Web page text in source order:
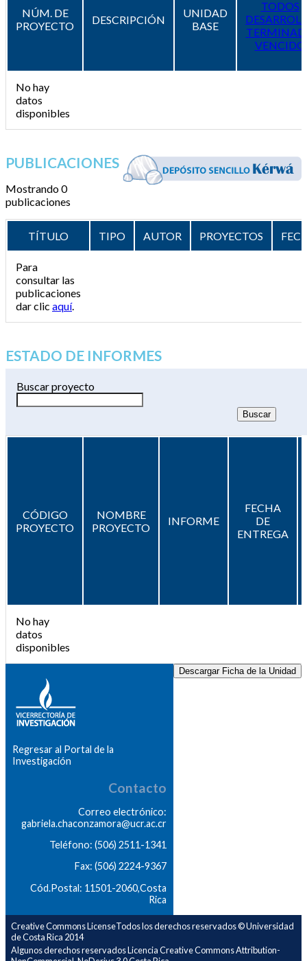
NÚM. DE
PROYECTO
DESCRIPCIÓN
UNIDAD
BASE
TODOS
VENCIDO
No hay
datos
disponibles
PUBLICACIONES
Mostrando 0
publicaciones
TÍTULO TIPO AUTOR PROYECTOS
Para
consultar las
publicaciones
dar clic aquí.
ESTADO DE INFORMES
Buscar proyecto
CÓDIGO
PROYECTO
NOMBRE
PROYECTO
INFORME
FECHA
DE
ENTREGA
No hay
datos
disponibles
Descargar Ficha de la Unidad
Regresar al Portal de la
Investigación
Contacto
Correo electrónico:
gabriela.chaconzamora@ucr.ac.cr
Teléfono: (506) 2511-1341
Fax: (506) 2224-9367
Cód.Postal: 11501-2060,Costa
Rica
Creative Commons LicenseTodos los derechos reservados © Universidad
de Costa Rica 2014
Algunos derechos reservados Licencia Creative Commons Attribution-